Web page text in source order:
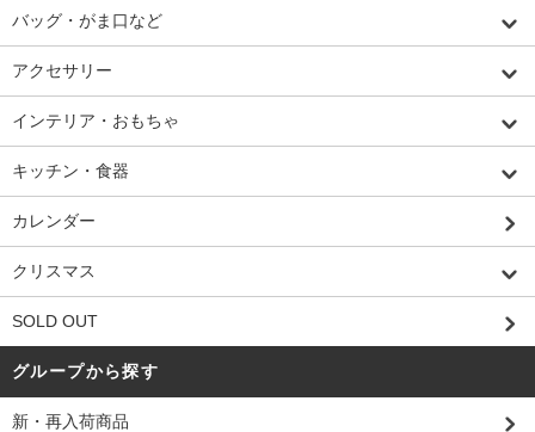
バッグ・がま口など
アクセサリー
インテリア・おもちゃ
キッチン・食器
カレンダー
クリスマス
SOLD OUT
グループから探す
新・再入荷商品